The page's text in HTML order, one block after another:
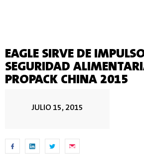
EAGLE SIRVE DE
SEGURIDAD
PROPACK CHINA 2015
JULIO 15, 2015